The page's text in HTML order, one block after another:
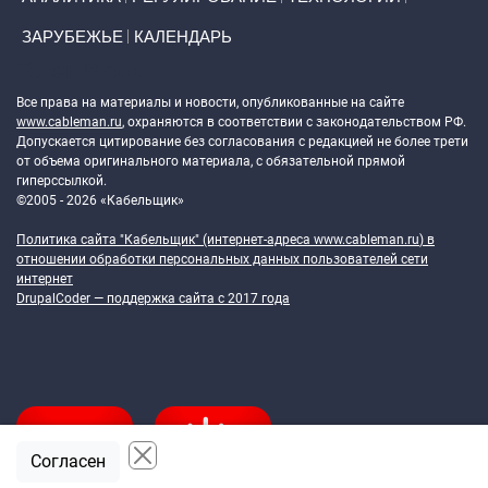
ЗАРУБЕЖЬЕ КАЛЕНДАРЬ
Все права на материалы и новости, опубликованные на сайте
www.cableman.ru, охраняются в соответствии с законодательством РФ.
Допускается цитирование без согласования с редакцией не более трети
от объема оригинального материала, с обязательной прямой
гиперссылкой.
©2005 - 2026 «Кабельщик»
Политика сайта "Кабельщик" (интернет-адреса www.cableman.ru) в
отношении обработки персональных данных пользователей сети
интернет
DrupalCoder — поддержка сайта c 2017 года
Согласен